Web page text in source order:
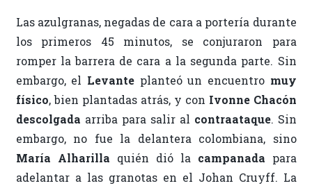
Las azulgranas, negadas de cara a portería durante
los primeros 45 minutos, se conjuraron para
romper la barrera de cara a la segunda parte. Sin
embargo, el Levanteplanteó un encuentro muy
físico, bien plantadas atrás, y con Ivonne Chacón
descolgada arriba para salir al contraataque. Sin
embargo, no fue la delantera colombiana, sino
María Alharilla quién dió la campanada para
adelantar a las granotas en el Johan Cruyff. La